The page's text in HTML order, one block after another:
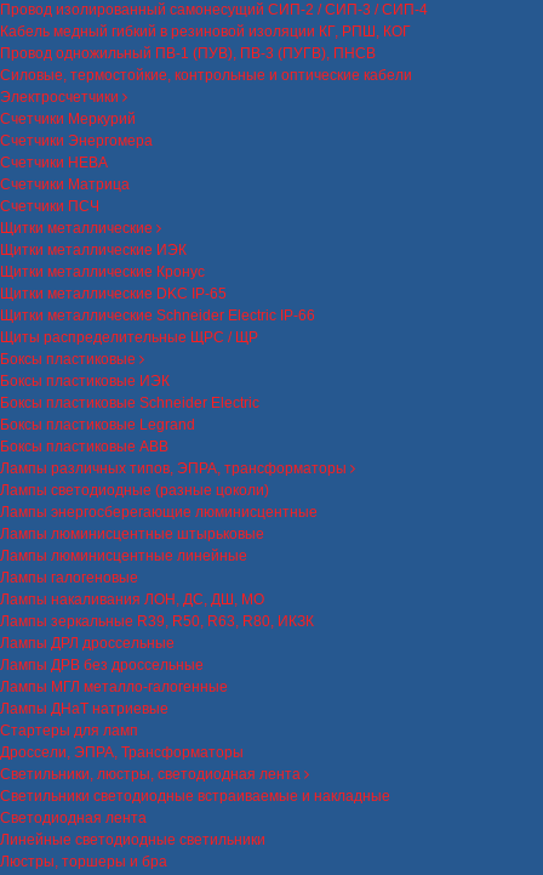
Провод изолированный самонесущий СИП-2 / СИП-3 / СИП-4
Кабель медный гибкий в резиновой изоляции КГ, РПШ, КОГ
Провод одножильный ПВ-1 (ПУВ), ПВ-3 (ПУГВ), ПНСВ
Силовые, термостойкие, контрольные и оптические кабели
Электросчетчики
Счетчики Меркурий
Счетчики Энергомера
Счетчики НЕВА
Счетчики Матрица
Счетчики ПСЧ
Щитки металлические
Щитки металлические ИЭК
Щитки металлические Кронус
Щитки металлические DKC IP-65
Щитки металлические Schneider Electric IP-66
Щиты распределительные ЩРС / ЩР
Боксы пластиковые
Боксы пластиковые ИЭК
Боксы пластиковые Schneider Electric
Боксы пластиковые Legrand
Боксы пластиковые ABB
Лампы различных типов, ЭПРА, трансформаторы
Лампы светодиодные (разные цоколи)
Лампы энергосберегающие люминисцентные
Лампы люминисцентные штырьковые
Лампы люминисцентные линейные
Лампы галогеновые
Лампы накаливания ЛОН, ДС, ДШ, МО
Лампы зеркальные R39, R50, R63, R80, ИКЗК
Лампы ДРЛ дроссельные
Лампы ДРВ без дроссельные
Лампы МГЛ металло-галогенные
Лампы ДНаТ натриевые
Стартеры для ламп
Дроссели, ЭПРА, Трансформаторы
Светильники, люстры, светодиодная лента
Светильники светодиодные встраиваемые и накладные
Светодиодная лента
Линейные светодиодные светильники
Люстры, торшеры и бра